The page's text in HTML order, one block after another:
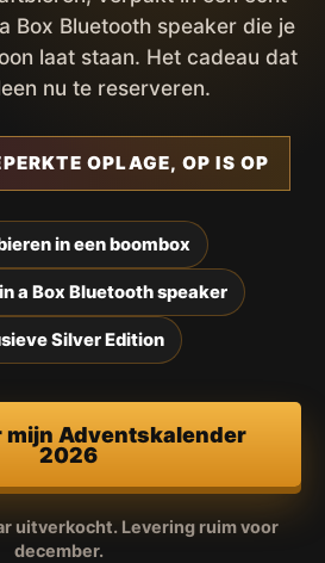
Box Bluetooth speaker die je
laat staan. Het cadeau dat
nu te reserveren.
OPLAGE, OP IS OP
in een boombox
a Box Bluetooth speaker
Silver Edition
mijn Adventskalender
2026
uitverkocht. Levering ruim voor
december.